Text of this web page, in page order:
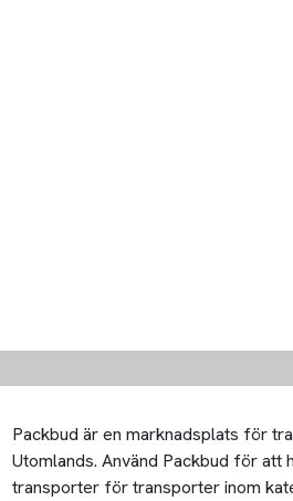
Packbud är en marknadsplats för
Utomlands. Använd Packbud för att
transporter för transporter inom